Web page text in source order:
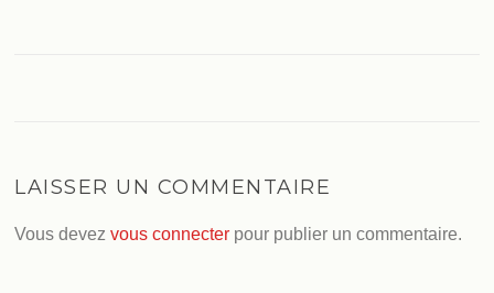
LAISSER UN COMMENTAIRE
Vous devezvous connecter pour publier un commentaire.